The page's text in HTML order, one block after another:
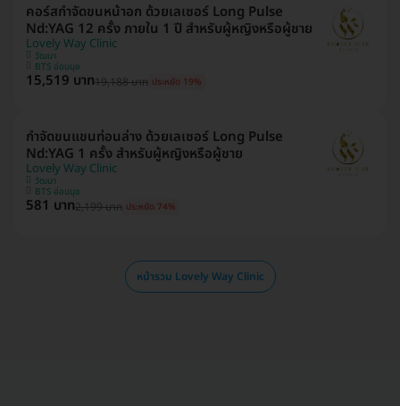
คอร์สกำจัดขนหน้าอก ด้วยเลเซอร์ Long Pulse
Nd:YAG 12 ครั้ง ภายใน 1 ปี สำหรับผู้หญิงหรือผู้ชาย
Lovely Way Clinic
วัฒนา
BTS อ่อนนุช
15,519 บาท19,188 บาท ประหยัด 19%
กำจัดขนแขนท่อนล่าง ด้วยเลเซอร์ Long Pulse
Nd:YAG 1 ครั้ง สำหรับผู้หญิงหรือผู้ชาย
Lovely Way Clinic
วัฒนา
BTS อ่อนนุช
581 บาท2,199 บาท ประหยัด 74%
หน้ารวม Lovely Way Clinic